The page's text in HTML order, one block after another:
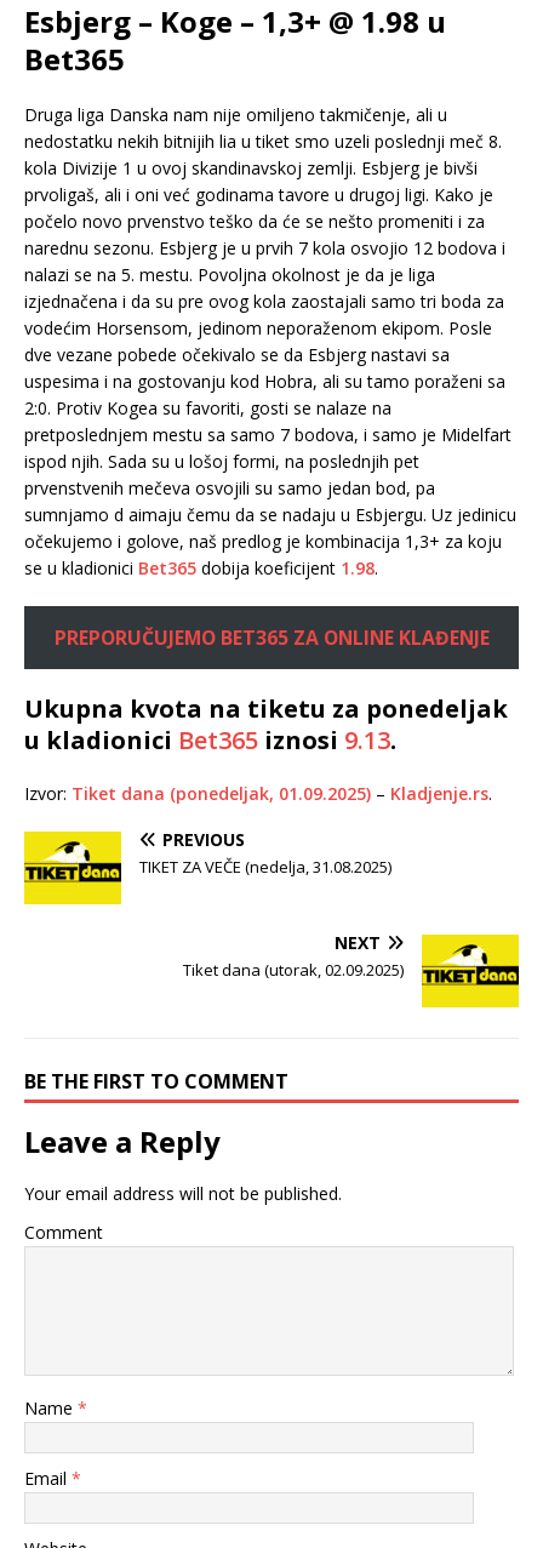
Esbjerg – Koge – 1,3+ @ 1.98 u
Bet365
Druga liga Danska nam nije omiljeno takmičenje, ali u
nedostatku nekih bitnijih lia u tiket smo uzeli poslednji meč 8.
kola Divizije 1 u ovoj skandinavskoj zemlji. Esbjerg je bivši
prvoligaš, ali i oni već godinama tavore u drugoj ligi. Kako je
počelo novo prvenstvo teško da će se nešto promeniti i za
narednu sezonu. Esbjerg je u prvih 7 kola osvojio 12 bodova i
nalazi se na 5. mestu. Povoljna okolnost je da je liga
izjednačena i da su pre ovog kola zaostajali samo tri boda za
vodećim Horsensom, jedinom neporaženom ekipom. Posle
dve vezane pobede očekivalo se da Esbjerg nastavi sa
uspesima i na gostovanju kod Hobra, ali su tamo poraženi sa
2:0. Protiv Kogea su favoriti, gosti se nalaze na
pretposlednjem mestu sa samo 7 bodova, i samo je Midelfart
ispod njih. Sada su u lošoj formi, na poslednjih pet
prvenstvenih mečeva osvojili su samo jedan bod, pa
sumnjamo d aimaju čemu da se nadaju u Esbjergu. Uz jedinicu
očekujemo i golove, naš predlog je kombinacija 1,3+ za koju
se u kladionici Bet365 dobija koeficijent 1.98.
PREPORUČUJEMO BET365 ZA ONLINE KLAĐENJE
Ukupna kvota na tiketu za ponedeljak
u kladionici Bet365 iznosi 9.13.
Izvor: Tiket dana (ponedeljak, 01.09.2025) – Kladjenje.rs.
PREVIOUS
TIKET ZA VEČE (nedelja, 31.08.2025)
NEXT
Tiket dana (utorak, 02.09.2025)
BE THE FIRST TO COMMENT
Leave a Reply
Your email address will not be published.
Comment
Name *
Email *